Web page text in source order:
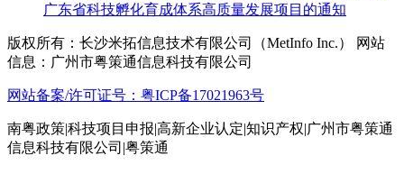
广东省科技孵化育成体系高质量发展项目的通知
版权所有：长沙米拓信息技术有限公司（MetInfo Inc.） 网站
信息：广州市粤策通信息科技有限公司
网站备案/许可证号：粤ICP备17021963号
南粤政策|科技项目申报|高新企业认定|知识产权|广州市粤策通
信息科技有限公司|粤策通